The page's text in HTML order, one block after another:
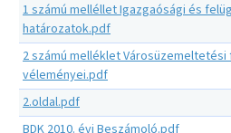
1 számú melléllet Igazgaósági és
határozatok.pdf
2 számú melléklet
véleményei.pdf
2.oldal.pdf